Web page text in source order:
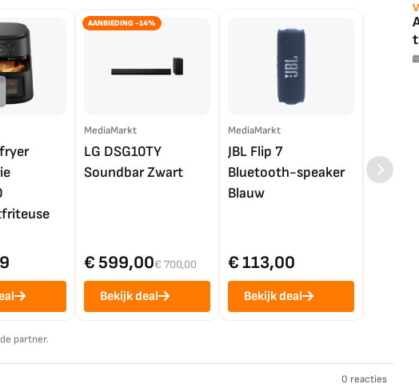
AANBIEDING -14%
MediaMarkt
LG DSG10TY
Soundbar Zwart
€ 599,00€ 700,00
Bekijk deal
MediaMarkt
JBL Flip 7
Bluetooth-speaker
Blauw
€ 113,00
Bekijk deal
4K TV
partner.
0 reacties